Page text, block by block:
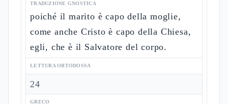
TRADUZIONE GNOSTICA
poiché il marito è capo della moglie,
come anche Cristo è capo della Chiesa,
egli, che è il Salvatore del corpo.
LETTURA ORTODOSSA
24
GRECO